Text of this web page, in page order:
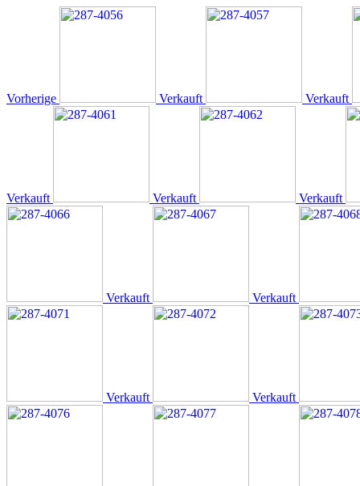
Vorherige Verkauft Verkauft
Verkauft Verkauft Verkauft
Verkauft Verkauft
Verkauft Verkauft